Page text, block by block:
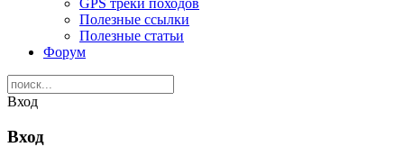
GPS треки походов
Полезные ссылки
Полезные статьи
Форум
Вход
Вход